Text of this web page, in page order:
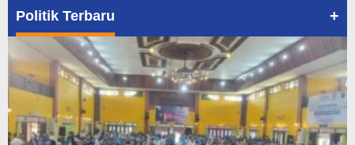
Politik Terbaru +